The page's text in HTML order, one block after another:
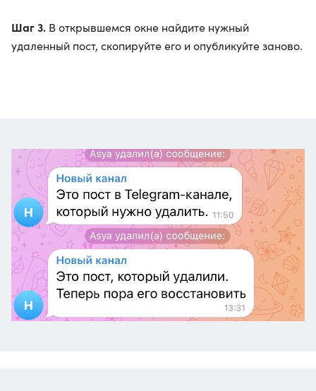
Шаг 3. В открывшемся окне найдите нужный
удаленный пост, скопируйте его и опубликуйте заново.